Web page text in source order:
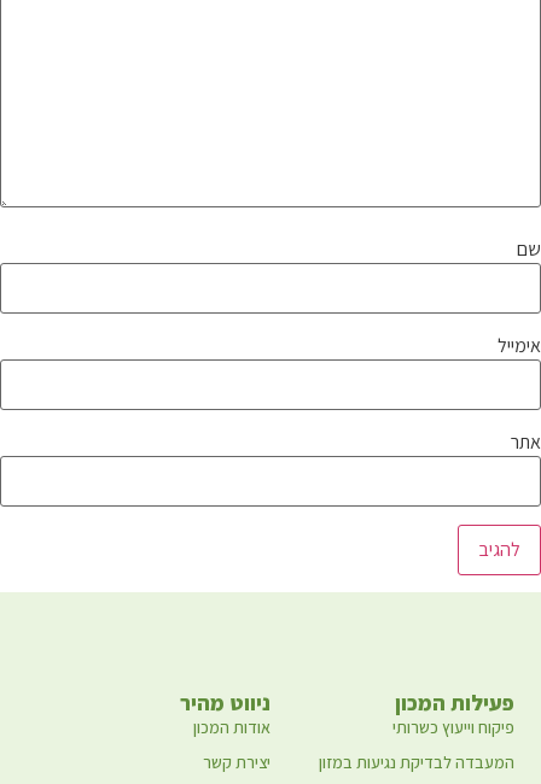
שם
אימייל
אתר
ניווט מהיר
אודות המכון
יצירת קשר
פעילות המכון
פיקוח וייעוץ כשרותי
המעבדה לבדיקת נגיעות במזון